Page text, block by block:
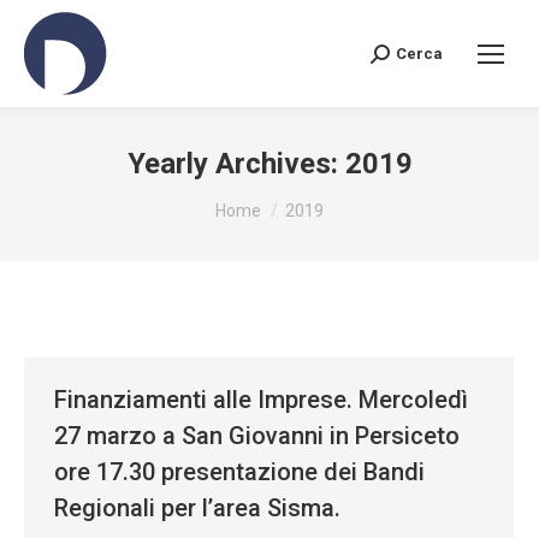
Search:
Cerca
Yearly Archives: 2019
You are here:
Home 2019
Finanziamenti alle Imprese. Mercoledì
27 marzo a San Giovanni in Persiceto
ore 17.30 presentazione dei Bandi
Regionali per l’area Sisma.